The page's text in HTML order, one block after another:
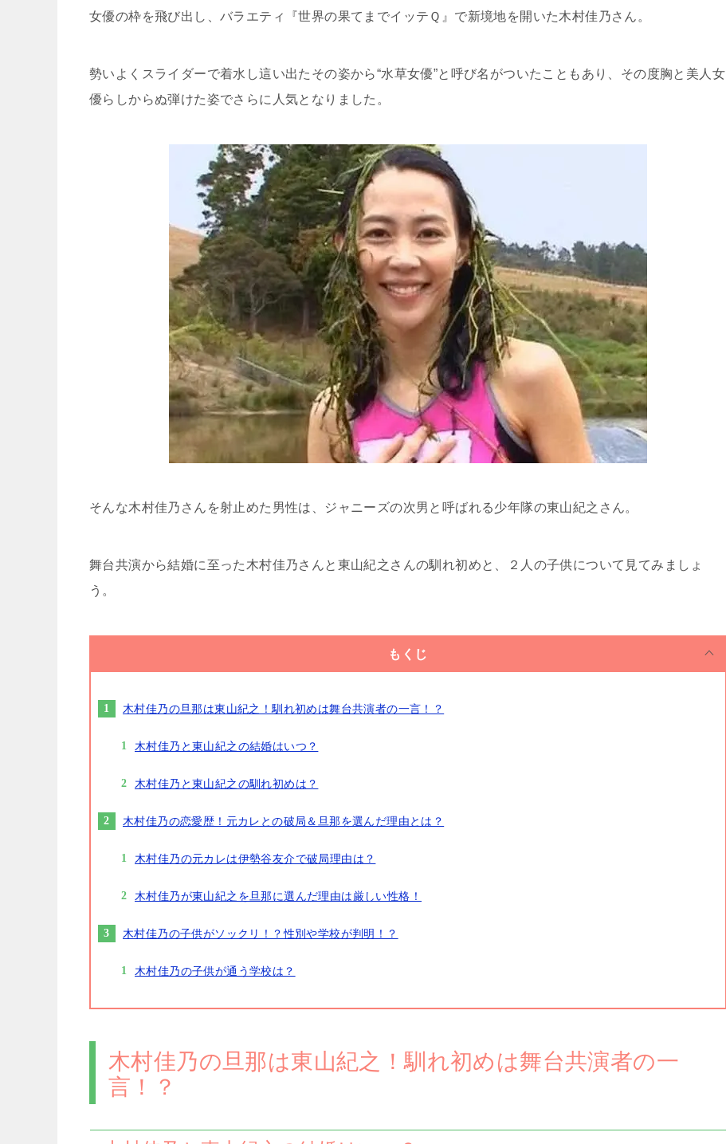
女優の枠を飛び出し、バラエティ『世界の果てまでイッテＱ』で新境地を開いた木村佳乃さん。
勢いよくスライダーで着水し這い出たその姿から“水草女優”と呼び名がついたこともあり、その度胸と美人女
優らしからぬ弾けた姿でさらに人気となりました。
そんな木村佳乃さんを射止めた男性は、ジャニーズの次男と呼ばれる少年隊の東山紀之さん。
舞台共演から結婚に至った木村佳乃さんと東山紀之さんの馴れ初めと、２人の子供について見てみましょ
う。
もくじ
木村佳乃の旦那は東山紀之！馴れ初めは舞台共演者の一言！？
木村佳乃と東山紀之の結婚はいつ？
木村佳乃と東山紀之の馴れ初めは？
木村佳乃の恋愛歴！元カレとの破局＆旦那を選んだ理由とは？
木村佳乃の元カレは伊勢谷友介で破局理由は？
木村佳乃が東山紀之を旦那に選んだ理由は厳しい性格！
木村佳乃の子供がソックリ！？性別や学校が判明！？
木村佳乃の子供が通う学校は？
木村佳乃の旦那は東山紀之！馴れ初めは舞台共演者の一
言！？